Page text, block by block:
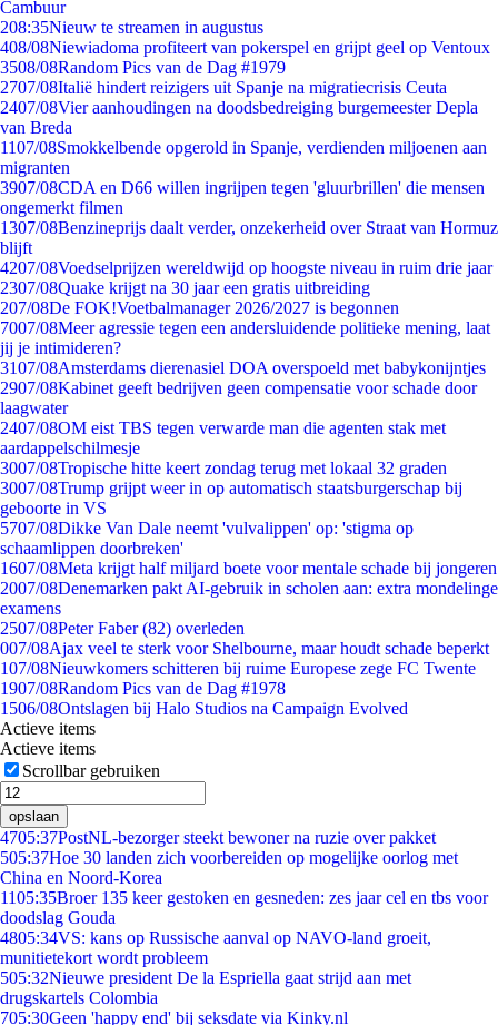
Cambuur
208:35Nieuw te streamen in augustus
408/08Niewiadoma profiteert van pokerspel en grijpt geel op Ventoux
3508/08Random Pics van de Dag #1979
2707/08Italië hindert reizigers uit Spanje na migratiecrisis Ceuta
2407/08Vier aanhoudingen na doodsbedreiging burgemeester Depla
van Breda
1107/08Smokkelbende opgerold in Spanje, verdienden miljoenen aan
migranten
3907/08CDA en D66 willen ingrijpen tegen 'gluurbrillen' die mensen
ongemerkt filmen
1307/08Benzineprijs daalt verder, onzekerheid over Straat van Hormuz
blijft
4207/08Voedselprijzen wereldwijd op hoogste niveau in ruim drie jaar
2307/08Quake krijgt na 30 jaar een gratis uitbreiding
207/08De FOK!Voetbalmanager 2026/2027 is begonnen
7007/08Meer agressie tegen een andersluidende politieke mening, laat
jij je intimideren?
3107/08Amsterdams dierenasiel DOA overspoeld met babykonijntjes
2907/08Kabinet geeft bedrijven geen compensatie voor schade door
laagwater
2407/08OM eist TBS tegen verwarde man die agenten stak met
aardappelschilmesje
3007/08Tropische hitte keert zondag terug met lokaal 32 graden
3007/08Trump grijpt weer in op automatisch staatsburgerschap bij
geboorte in VS
5707/08Dikke Van Dale neemt 'vulvalippen' op: 'stigma op
schaamlippen doorbreken'
1607/08Meta krijgt half miljard boete voor mentale schade bij jongeren
2007/08Denemarken pakt AI-gebruik in scholen aan: extra mondelinge
examens
2507/08Peter Faber (82) overleden
007/08Ajax veel te sterk voor Shelbourne, maar houdt schade beperkt
107/08Nieuwkomers schitteren bij ruime Europese zege FC Twente
1907/08Random Pics van de Dag #1978
1506/08Ontslagen bij Halo Studios na Campaign Evolved
Actieve items
Actieve items
Scrollbar gebruiken
opslaan
4705:37PostNL-bezorger steekt bewoner na ruzie over pakket
505:37Hoe 30 landen zich voorbereiden op mogelijke oorlog met
China en Noord-Korea
1105:35Broer 135 keer gestoken en gesneden: zes jaar cel en tbs voor
doodslag Gouda
4805:34VS: kans op Russische aanval op NAVO-land groeit,
munitietekort wordt probleem
505:32Nieuwe president De la Espriella gaat strijd aan met
drugskartels Colombia
705:30Geen 'happy end' bij seksdate via Kinky.nl